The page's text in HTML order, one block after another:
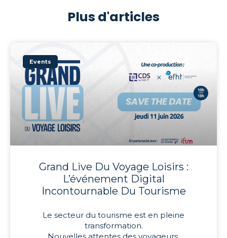
Plus d'articles
Events
Grand Live Du Voyage Loisirs :
L’événement Digital
Incontournable Du Tourisme
Le secteur du tourisme est en pleine
transformation.